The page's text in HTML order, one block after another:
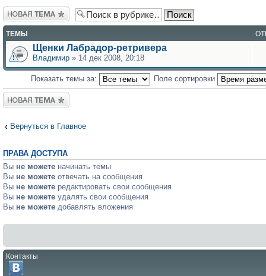
Новая тема
ТЕМЫ
Щенки Лабрадор-ретривера
Владимир » 14 дек 2008, 20:18
Показать темы за: Поле сортировки
Новая тема
Вернуться в Главное
ПРАВА ДОСТУПА
Вы не можете начинать темы
Вы не можете отвечать на сообщения
Вы не можете редактировать свои сообщения
Вы не можете удалять свои сообщения
Вы не можете добавлять вложения
Контакты